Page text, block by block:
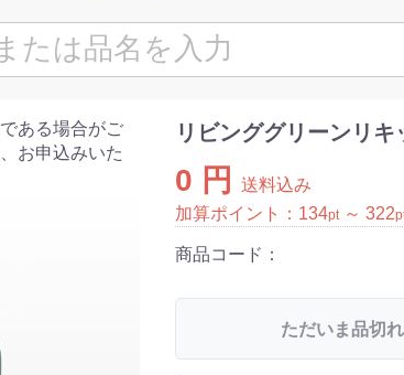
ある場合がご
お申込みいた
リビンググリーンリ
0 円
送料込み
加算ポイント： 134pt ～ 322
商品コード：
ただいま品切